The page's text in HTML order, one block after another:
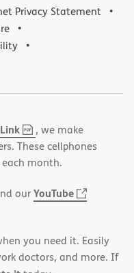
Privacy Statement
,
PDF
(opens
in
new
, we make
These cellphones
month.
ourYouTube
(opens
window)
you need it. Easily
doctors, and more. If